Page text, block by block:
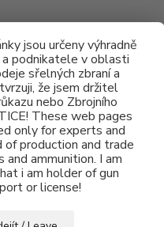
jsou určeny výhradně
podnikatele v oblasti
sřelných zbraní a
že jsem držitel
nebo Zbrojního
These web pages
only for experts and
production and trade
and ammunition. I am
i am holder of gun
or license!
Hledat
zásobníku
zásobníku